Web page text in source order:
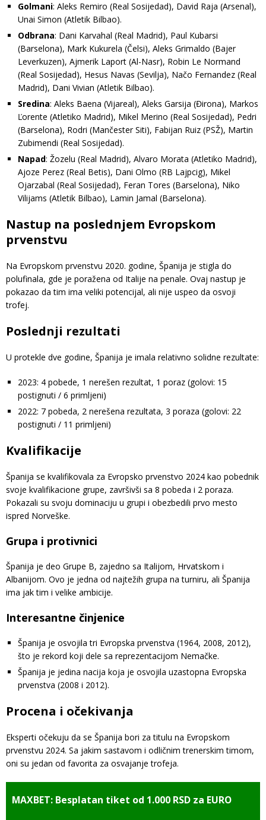
Golmani: Aleks Remiro (Real Sosijedad), David Raja (Arsenal),
Unai Simon (Atletik Bilbao).
Odbrana: Dani Karvahal (Real Madrid), Paul Kubarsi
(Barselona), Mark Kukurela (Čelsi), Aleks Grimaldo (Bajer
Leverkuzen), Ajmerik Laport (Al-Nasr), Robin Le Normand
(Real Sosijedad), Hesus Navas (Sevilja), Načo Fernandez (Real
Madrid), Dani Vivian (Atletik Bilbao).
Sredina: Aleks Baena (Vijareal), Aleks Garsija (Đirona), Markos
Ľorente (Atletiko Madrid), Mikel Merino (Real Sosijedad), Pedri
(Barselona), Rodri (Mančester Siti), Fabijan Ruiz (PSŽ), Martin
Zubimendi (Real Sosijedad).
Napad: Žozelu (Real Madrid), Alvaro Morata (Atletiko Madrid),
Ajoze Perez (Real Betis), Dani Olmo (RB Lajpcig), Mikel
Ojarzabal (Real Sosijedad), Feran Tores (Barselona), Niko
Vilijams (Atletik Bilbao), Lamin Jamal (Barselona).
Nastup na poslednjem Evropskom
prvenstvu
Na Evropskom prvenstvu 2020. godine, Španija je stigla do
polufinala, gde je poražena od Italije na penale. Ovaj nastup je
pokazao da tim ima veliki potencijal, ali nije uspeo da osvoji
trofej.
Poslednji rezultati
U protekle dve godine, Španija je imala relativno solidne rezultate:
2023: 4 pobede, 1 nerešen rezultat, 1 poraz (golovi: 15
postignuti / 6 primljeni)
2022: 7 pobeda, 2 nerešena rezultata, 3 poraza (golovi: 22
postignuti / 11 primljeni)
Kvalifikacije
Španija se kvalifikovala za Evropsko prvenstvo 2024 kao pobednik
svoje kvalifikacione grupe, završivši sa 8 pobeda i 2 poraza.
Pokazali su svoju dominaciju u grupi i obezbedili prvo mesto
ispred Norveške.
Grupa i protivnici
Španija je deo Grupe B, zajedno sa Italijom, Hrvatskom i
Albanijom. Ovo je jedna od najtežih grupa na turniru, ali Španija
ima jak tim i velike ambicije.
Interesantne činjenice
Španija je osvojila tri Evropska prvenstva (1964, 2008, 2012),
što je rekord koji dele sa reprezentacijom Nemačke.
Španija je jedina nacija koja je osvojila uzastopna Evropska
prvenstva (2008 i 2012).
Procena i očekivanja
Eksperti očekuju da se Španija bori za titulu na Evropskom
prvenstvu 2024. Sa jakim sastavom i odličnim trenerskim timom,
oni su jedan od favorita za osvajanje trofeja.
MAXBET: Besplatan tiket od 1.000 RSD za EURO